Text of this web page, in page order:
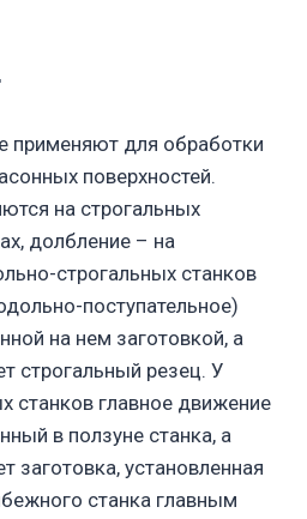
применяют для обработки
поверхностей.
на строгальных
долбление – на
строгальных станков
поступательное)
на нем заготовкой, а
строгальный резец. У
станков главное движение
в ползуне станка, а
заготовка, установленная
станка главным